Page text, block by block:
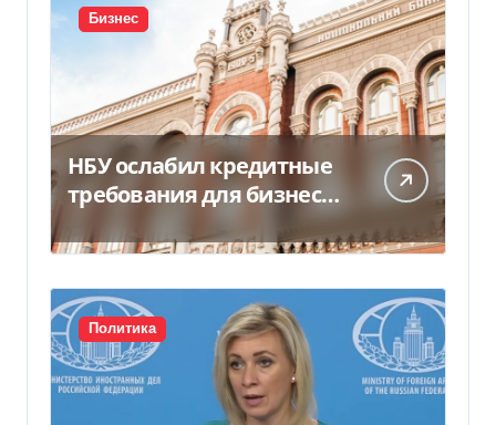
Бизнес
НБУ ослабил кредитные
требования для бизнеса
и аграриев из-за атак РФ
Политика